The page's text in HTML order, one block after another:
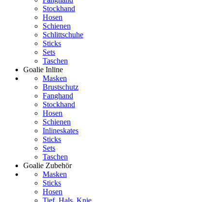
Stockhand
Hosen
Schienen
Schlittschuhe
Sticks
Sets
Taschen
Goalie Inline
Masken
Brustschutz
Fanghand
Stockhand
Hosen
Schienen
Inlineskates
Sticks
Sets
Taschen
Goalie Zubehör
Masken
Sticks
Hosen
Tief, Hals, Knie